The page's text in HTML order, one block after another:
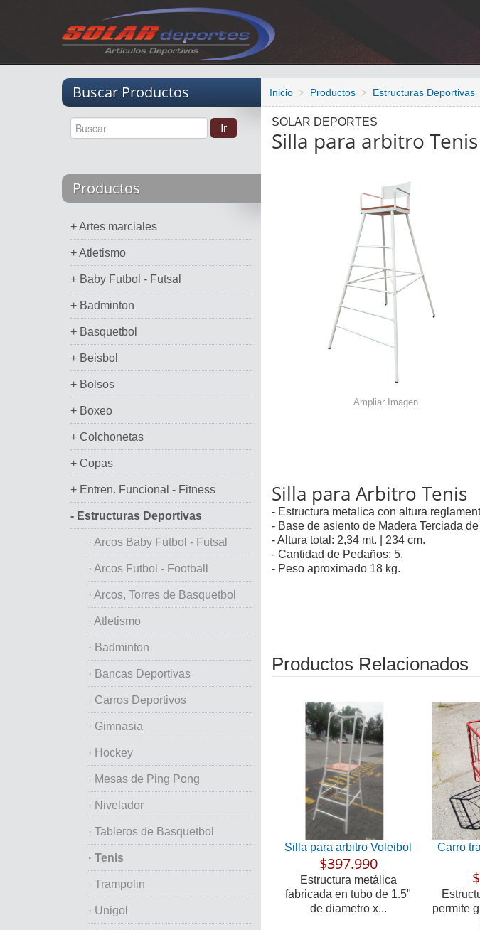
Buscar Productos
Productos
+ Artes marciales
+ Atletismo
+ Baby Futbol - Futsal
+ Badminton
+ Basquetbol
+ Beisbol
+ Bolsos
+ Boxeo
+ Colchonetas
+ Copas
+ Entren. Funcional - Fitness
- Estructuras Deportivas
· Arcos Baby Futbol - Futsal
· Arcos Futbol - Football
· Arcos, Torres de Basquetbol
· Atletismo
· Badminton
· Bancas Deportivas
· Carros Deportivos
· Gimnasia
· Hockey
· Mesas de Ping Pong
· Nivelador
· Tableros de Basquetbol
· Tenis
· Trampolin
· Unigol
Inicio Productos Estructuras Deportivas
SOLAR DEPORTES
Silla para arbitro Tenis
Ampliar Imagen
Silla para Arbitro Tenis
- Estructura metalica con altura
- Base de asiento de Madera Terciada
- Altura total: 2,34 mt. | 234 cm.
- Cantidad de Pedaños: 5.
- Peso aproximado 18 kg.
Productos Relacionados
Silla para arbitro Voleibol
$397.990
Estructura metálica
fabricada en tubo de 1.5"
de diametro x...
Carro
permite